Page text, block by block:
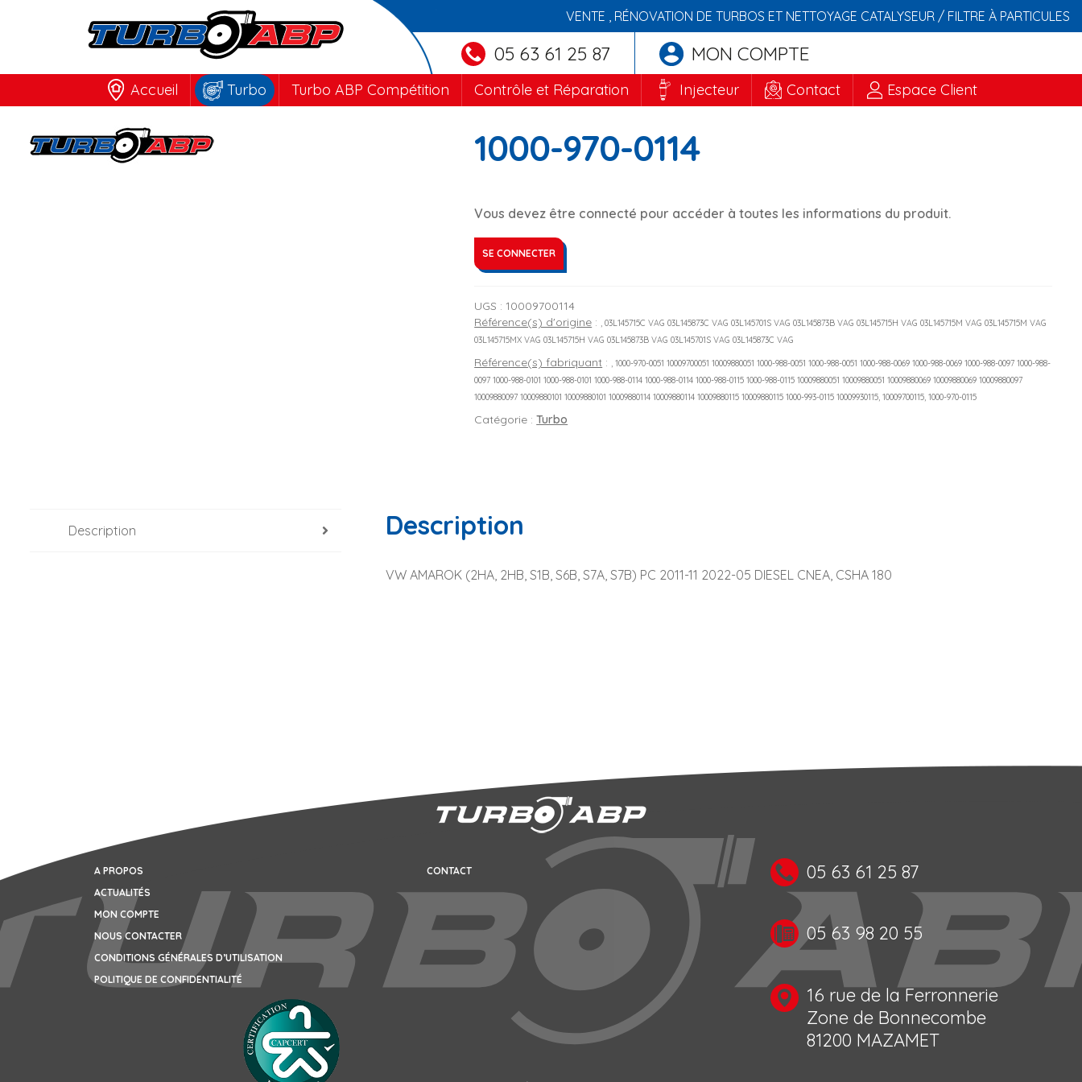
VENTE , RÉNOVATION DE TURBOS ET NETTOYAGE CATALYSEUR / FILTRE À PARTICULES
05 63 61 25 87 MON COMPTE
Accueil Turbo Turbo ABP Compétition Contrôle et Réparation Injecteur Contact Espace Client
1000-970-0114
Vous devez être connecté pour accéder à toutes les informations du produit.
SE CONNECTER
UGS : 10009700114
Référence(s) d'origine :
, 03L145715C VAG 03L145873C VAG 03L145701S VAG 03L145873B VAG 03L145715H VAG 03L145715M VAG 03L145715M VAG
03L145715MX VAG 03L145715H VAG 03L145873B VAG 03L145701S VAG 03L145873C VAG
Référence(s) fabriquant :
, 1000-970-0051 10009700051 10009880051 1000-988-0051 1000-988-0051 1000-988-0069 1000-988-0069 1000-988-0097 1000-988-
0097 1000-988-0101 1000-988-0101 1000-988-0114 1000-988-0114 1000-988-0115 1000-988-0115 10009880051 10009880051 10009880069 10009880069 10009880097
10009880097 10009880101 10009880101 10009880114 10009880114 10009880115 10009880115 1000-993-0115 10009930115, 10009700115, 1000-970-0115
Catégorie :Turbo
Description Description
VW AMAROK (2HA, 2HB, S1B, S6B, S7A, S7B) PC 2011-11 2022-05 DIESEL CNEA, CSHA 180
A PROPOS
ACTUALITÉS
MON COMPTE
NOUS CONTACTER
CONDITIONS GÉNÉRALES D’UTILISATION
POLITIQUE DE CONFIDENTIALITÉ
CONTACT 05 63 61 25 87
05 63 98 20 55
16 rue de la Ferronnerie
Zone de Bonnecombe
81200 MAZAMET